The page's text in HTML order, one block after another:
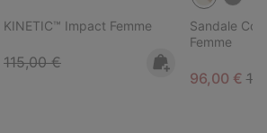
Impact Femme
sale price:
Regular price:
115,00 €
Sandale
Femme
Sale price:
96,00 €